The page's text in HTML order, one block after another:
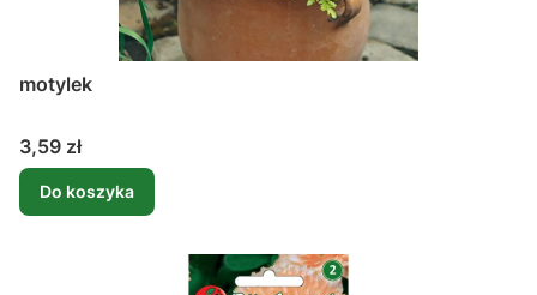
motylek
Cena
3,59 zł
Do koszyka